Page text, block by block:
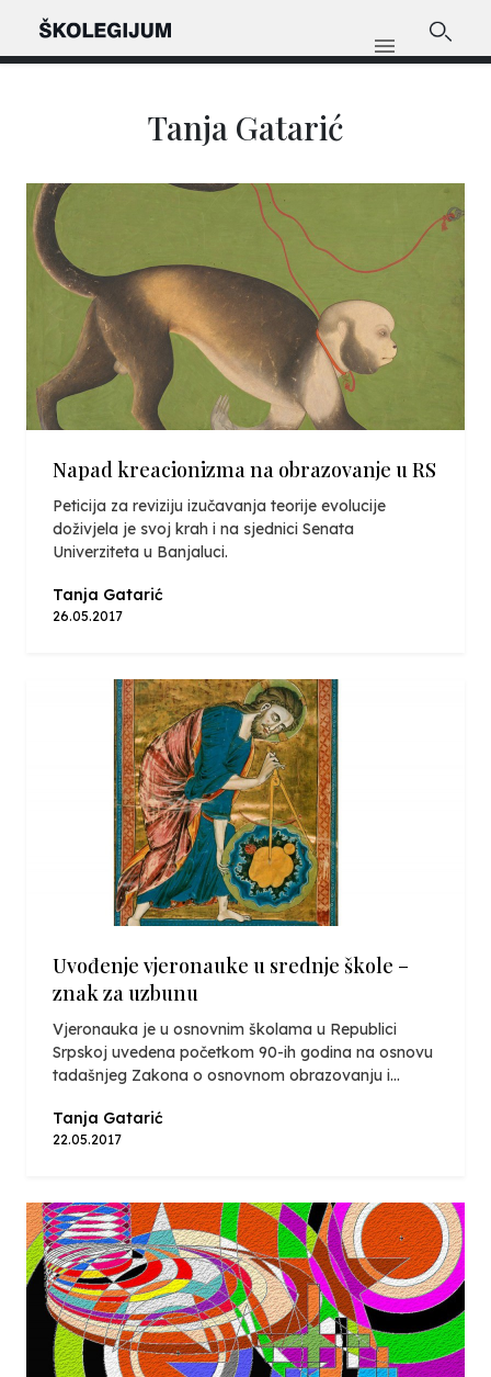
Tanja Gatarić
Napad kreacionizma na obrazovanje u RS
Peticija za reviziju izučavanja teorije evolucije
doživjela je svoj krah i na sjednici Senata
Univerziteta u Banjaluci.
Tanja Gatarić
26.05.2017
Uvođenje vjeronauke u srednje škole –
znak za uzbunu
Vjeronauka je u osnovnim školama u Republici
Srpskoj uvedena početkom 90-ih godina na osnovu
tadašnjeg Zakona o osnovnom obrazovanju i...
Tanja Gatarić
22.05.2017